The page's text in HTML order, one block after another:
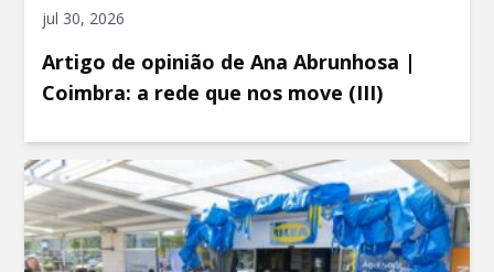
jul 30, 2026
Artigo de opinião de Ana Abrunhosa |
Coimbra: a rede que nos move (III)